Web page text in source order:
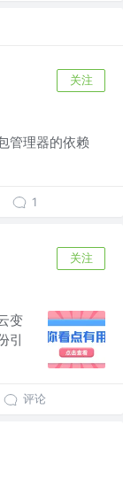
关注
管理器的依赖
1
关注
变
引
评论